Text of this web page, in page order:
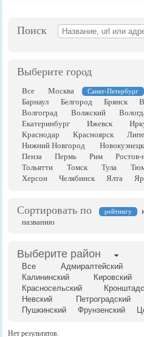
Поиск
Выберите город
Все Москва Санкт-Петербург
Барнаул
Белгород Брянск
Волгоград
Волжский
Екатеринбург
Ижевск
Краснодар
Красноярск
Нижний Новгород
Новокузнецк
Пенза
Пермь Рим
Тольятти
Томск Тула
Херсон
Челябинск Ялта
Сортировать по рейтингу
названию
Выберите район
Все Адмиралтейский
Калининский
Кировский
Красносельский
Невский
Петроградский
Пушкинский
Фрунзенский
Нет результатов.